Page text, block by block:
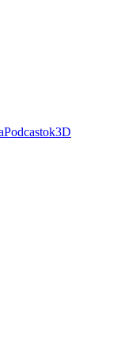
Podcastok3D